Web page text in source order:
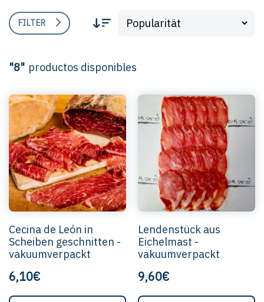
FILTER
"8" productos disponibles
Cecina de León in
Scheiben geschnitten -
vakuumverpackt
6,10€
Lendenstück aus
Eichelmast -
vakuumverpackt
9,60€